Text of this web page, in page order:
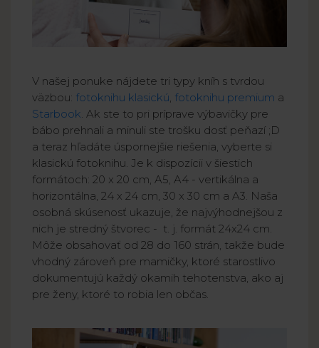
V našej ponuke nájdete tri typy kníh s tvrdou
väzbou: fotoknihu klasickú fotoknihu premium a
Starbook . Ak ste to pri príprave výbavičky pre
bábo prehnali a minuli ste trošku dosť peňazí ;D
a teraz hľadáte úspornejšie riešenia, vyberte si
klasickú fotoknihu. Je k dispozícii v šiestich
formátoch: 20 x 20 cm, A5, A4 - vertikálna a
horizontálna, 24 x 24 cm, 30 x 30 cm a A3. Naša
osobná skúsenosť ukazuje, že najvýhodnejšou z
nich je stredný štvorec - t. j. formát 24x24 cm.
Môže obsahovať od 28 do 160 strán, takže bude
vhodný zároveň pre mamičky, ktoré starostlivo
dokumentujú každý okamih tehotenstva, ako aj
pre ženy, ktoré to robia len občas.